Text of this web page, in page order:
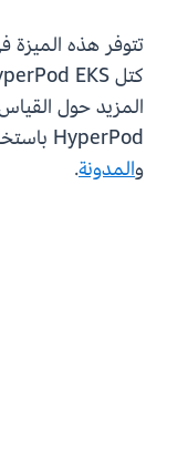
HyperPod باستخدام Karpenter، راجع
والمدونة.